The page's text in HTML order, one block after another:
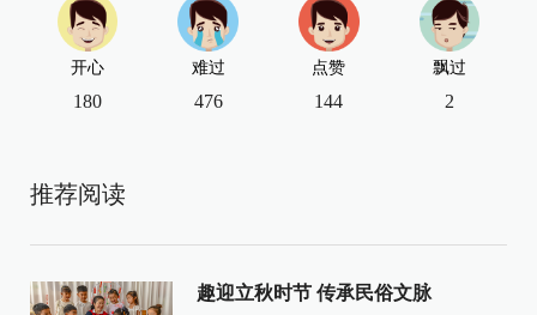
开心
180
难过
476
点赞
144
飘过
2
推荐阅读
趣迎立秋时节 传承民俗文脉